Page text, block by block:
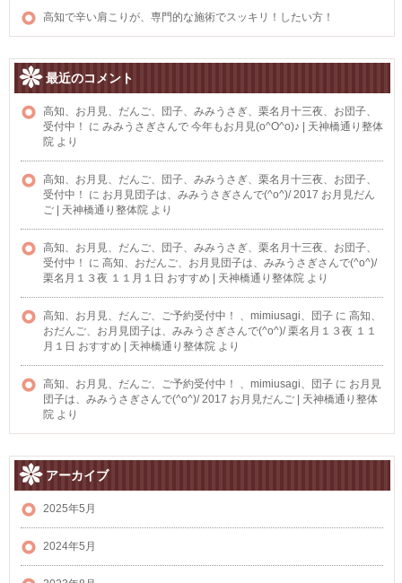
高知で辛い肩こりが、専門的な施術でスッキリ！したい方！
最近のコメント
高知、お月見、だんご、団子、みみうさぎ、栗名月十三夜、お団子、
受付中！
に みみうさぎさんで 今年もお月見(o^O^o)♪ | 天神橋通り整体
院 より
高知、お月見、だんご、団子、みみうさぎ、栗名月十三夜、お団子、
受付中！
に お月見団子は、みみうさぎさんで(^o^)/ 2017 お月見だん
ご | 天神橋通り整体院 より
高知、お月見、だんご、団子、みみうさぎ、栗名月十三夜、お団子、
受付中！
に 高知、おだんご、お月見団子は、みみうさぎさんで(^o^)/
栗名月１３夜 １１月１日 おすすめ | 天神橋通り整体院 より
高知、お月見、だんご、ご予約受付中！ 、mimiusagi、団子 に 高知、
おだんご、お月見団子は、みみうさぎさんで(^o^)/ 栗名月１３夜 １１
月１日 おすすめ | 天神橋通り整体院 より
高知、お月見、だんご、ご予約受付中！ 、mimiusagi、団子 に お月見
団子は、みみうさぎさんで(^o^)/ 2017 お月見だんご | 天神橋通り整体
院 より
アーカイブ
2025年5月
2024年5月